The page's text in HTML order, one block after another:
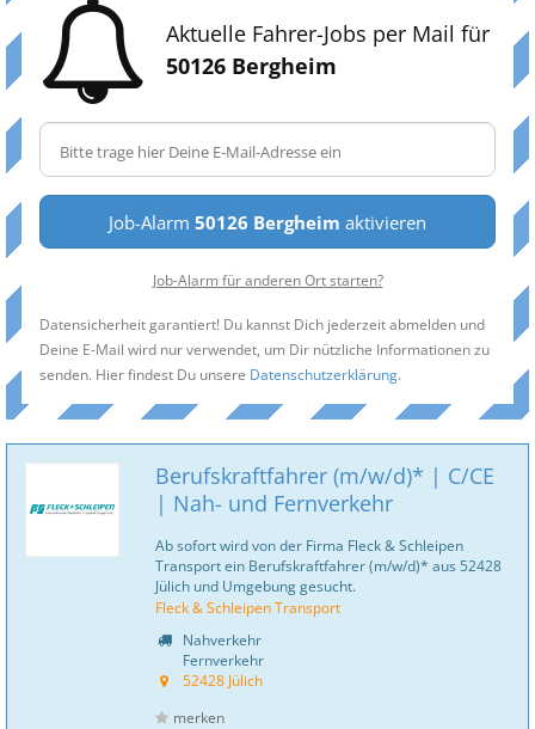
Aktuelle Fahrer-Jobs per Mail für
50126 Bergheim
Job-Alarm 50126 Bergheim aktivieren
Job-Alarm für anderen Ort starten?
Datensicherheit garantiert! Du kannst Dich jederzeit abmelden und
Deine E-Mail wird nur verwendet, um Dir nützliche Informationen zu
senden. Hier findest Du unsere Datenschutzerklärung.
Berufskraftfahrer (m/w/d)* | C/CE
| Nah- und Fernverkehr
Ab sofort wird von der Firma Fleck & Schleipen
Transport ein Berufskraftfahrer (m/w/d)* aus 52428
Jülich und Umgebung gesucht.
Fleck & Schleipen Transport
Nahverkehr
Fernverkehr
52428 Jülich
merken